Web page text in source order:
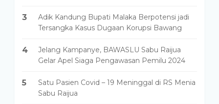
3
Adik Kandung Bupati Malaka Berpotensi jadi
Tersangka Kasus Dugaan Korupsi Bawang
4
Jelang Kampanye, BAWASLU Sabu Raijua
Gelar Apel Siaga Pengawasan Pemilu 2024
5
Satu Pasien Covid – 19 Meninggal di RS Menia
Sabu Raijua